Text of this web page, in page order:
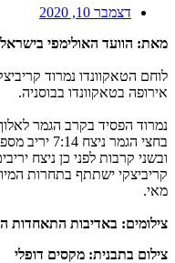
דצמבר 10, 2020
מאת: הוועד האולימפי בישראל
אירופה בטאקוונדו בבוסניה.
ובשני קרבות לפני כן ניצח
קריביצקי ישתתף בתחרות
מאי.
צילומים: באדיבות התאחדות
צילום בתבנית: מקסים דופלי